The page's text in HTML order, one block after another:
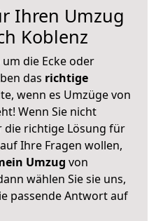
Ihren Umzug
Koblenz
die Ecke oder
das richtige
wenn es Umzüge von
Wenn Sie nicht
die richtige Lösung für
Ihre Fragen wollen,
Umzug von
wählen Sie sie uns,
passende Antwort auf